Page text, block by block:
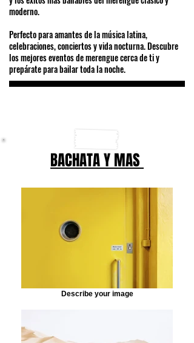
moderno.
Perfecto para amantes de la música latina,
celebraciones, conciertos y vida nocturna. Descubre
los mejores eventos de merengue cerca de ti y
prepárate para bailar toda la noche.
BACHATA Y MAS
Describe your image